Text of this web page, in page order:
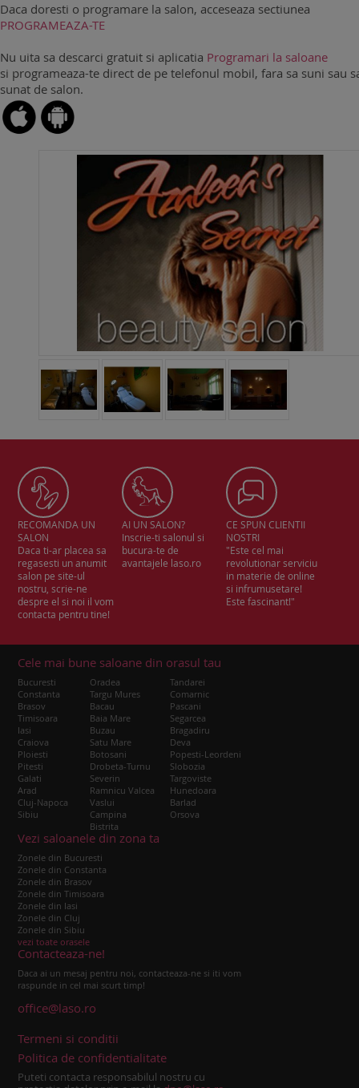
Daca doresti o programare la salon, acceseaza sectiunea
PROGRAMEAZA-TE
Nu uita sa descarci gratuit si aplicatia Programari la saloane
si programeaza-te direct de pe telefonul mobil, fara sa suni sau
sunat de salon.
RECOMANDA UN
SALON
Daca ti-ar placea sa
regasesti un anumit
salon pe site-ul
nostru, scrie-ne
despre el si noi il vom
contacta pentru tine!
AI UN SALON?
Inscrie-ti salonul si
bucura-te de
avantajele laso.ro
CE SPUN CLIENTII
NOSTRI
"Este cel mai
revolutionar serviciu
in materie de online
si infrumusetare!
Este fascinant!"
Cele mai bune saloane din orasul tau
Bucuresti
Constanta
Brasov
Timisoara
Iasi
Craiova
Ploiesti
Pitesti
Galati
Arad
Cluj-Napoca
Sibiu
Oradea
Targu Mures
Bacau
Baia Mare
Buzau
Satu Mare
Botosani
Drobeta-Turnu
Severin
Ramnicu Valcea
Vaslui
Campina
Bistrita
Tandarei
Comarnic
Pascani
Segarcea
Bragadiru
Deva
Popesti-Leordeni
Slobozia
Targoviste
Hunedoara
Barlad
Orsova
Vezi saloanele din zona ta
Zonele din Bucuresti
Zonele din Constanta
Zonele din Brasov
Zonele din Timisoara
Zonele din Iasi
Zonele din Cluj
Zonele din Sibiu
vezi toate orasele
Contacteaza-ne!
Daca ai un mesaj pentru noi, contacteaza-ne si iti vom
raspunde in cel mai scurt timp!
office@laso.ro
Termeni si conditii
Politica de confidentialitate
Puteti contacta responsabilul nostru cu